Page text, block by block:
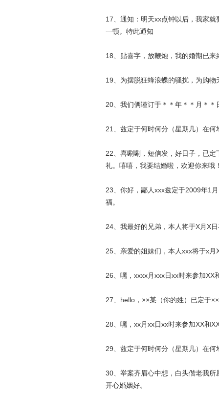
17、通知：明天xx点钟以后，我家
一顿。特此通知
18、贴喜字，放鞭炮，我的婚期已
19、为摆脱狂蜂浪蝶的骚扰，为购
20、我们俩谨订于＊＊年＊＊月＊
21、兹定于何时何分（星期几）在
22、喜唰唰，短信发，好日子，已
礼。嘻嘻，我要结婚啦，欢迎你来哦
23、你好，鄙人xxx兹定于2009年1
福。
24、我最好的兄弟，本人将于X月X
25、亲爱的姐妹们，本人xxx将于x
26、嘿，xxxx月xxx日xx时来参加XX
27、hello，××某（你的姓）已定于
28、嘿，xx月xx日xx时来参加XX和
29、兹定于何时何分（星期几）在
30、举案齐眉心中想，白头偕老我
开心婚姻好。